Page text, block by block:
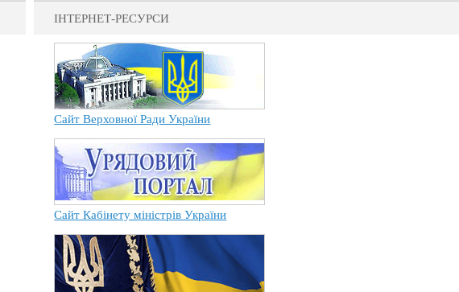
ІНТЕРНЕТ-РЕСУРСИ
Сайт Верховної Ради України
Сайт Кабінету міністрів України